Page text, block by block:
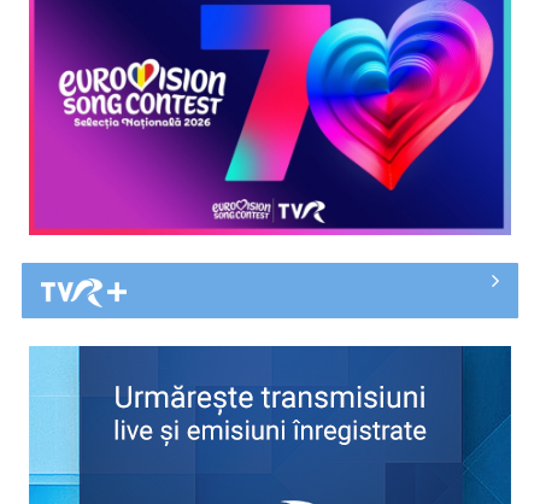
„Cerul” trupei Proconsul – a şasea cea mai votată piesă în
concursul „Cerbul ...
„Spune-mi”, piesa Monicăi Anghel – a patra cea mai votată